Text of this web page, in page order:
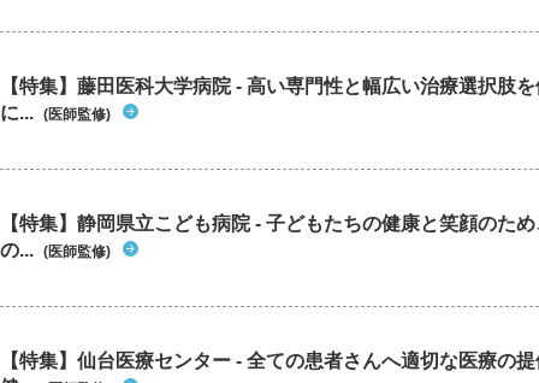
【特集】藤田医科大学病院 - 高い専門性と幅広い治療選択肢
に... (医師監修)
【特集】静岡県立こども病院 - 子どもたちの健康と笑顔のた
の... (医師監修)
【特集】仙台医療センター - 全ての患者さんへ適切な医療の